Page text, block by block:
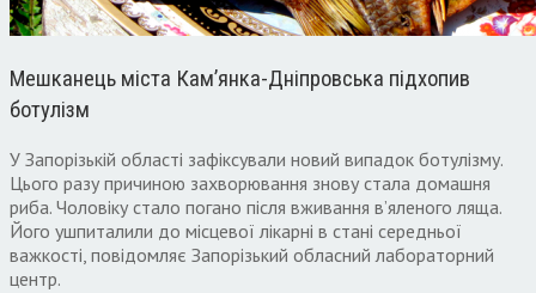
Мешканець міста Кам’янка-Дніпровська підхопив
ботулізм
У Запорізькій області зафіксували новий випадок ботулізму.
Цього разу причиною захворювання знову стала домашня
риба. Чоловіку стало погано після вживання в’яленого ляща.
Його ушпиталили до місцевої лікарні в стані середньої
важкості, повідомляє Запорізький обласний лабораторний
центр.